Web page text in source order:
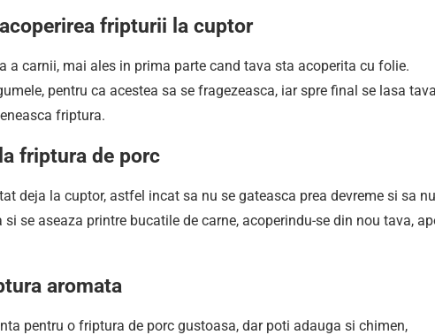
fripturii la cuptor
a carnii, mai ales in prima parte cand tava sta acoperita cu folie.
pentru ca acestea sa se fragezeasca, iar spre final se lasa tava
friptura.
friptura de porc
deja la cuptor, astfel incat sa nu se gateasca prea devreme si sa
se aseaza printre bucatile de carne, acoperindu-se din nou tava,
aromata
pentru o friptura de porc gustoasa, dar poti adauga si chimen,